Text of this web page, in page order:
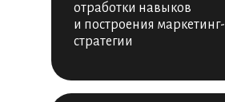
отработки навыков
и построения маркетинг-
стратегии